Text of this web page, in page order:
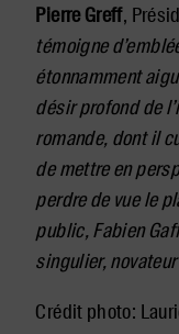
Pierre Greff,
témoigne
étonnamment
désir profond de
romande, dont il
de mettre en
perdre de vue le
public, Fabien
singulier,
Crédit photo: